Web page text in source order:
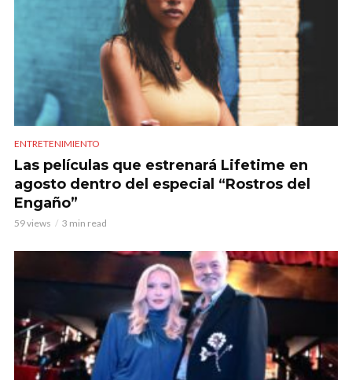
ENTRETENIMIENTO
Las películas que estrenará Lifetime en
agosto dentro del especial “Rostros del
Engaño”
59 views 3 min read